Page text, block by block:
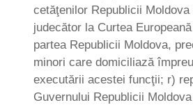
cetăţenilor Republicii
judecător la Curtea
partea Republicii Moldova,
minori care domiciliază
executării acestei funcţii; r)
Guvernului Republicii